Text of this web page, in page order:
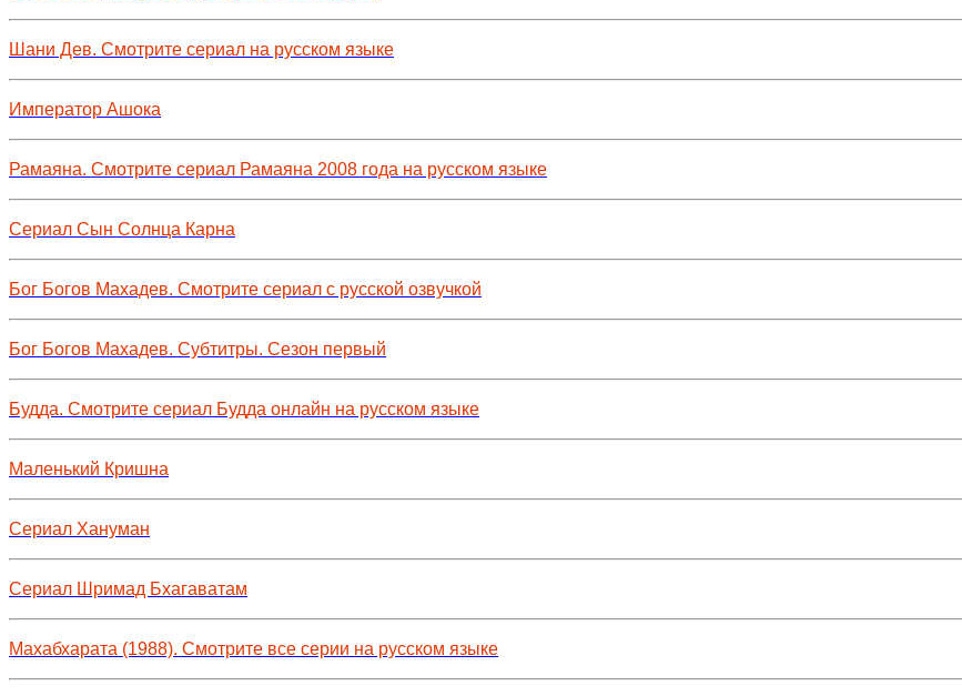
Шани Дев. Смотрите сериал на русском языке
Император Ашока
Рамаяна. Смотрите сериал Рамаяна 2008 года на русском языке
Сериал Сын Солнца Карна
Бог Богов Махадев. Смотрите сериал с русской озвучкой
Бог Богов Махадев. Субтитры. Сезон первый
Будда. Смотрите сериал Будда онлайн на русском языке
Маленький Кришна
Сериал Хануман
Сериал Шримад Бхагаватам
Махабхарата (1988). Смотрите все серии на русском языке